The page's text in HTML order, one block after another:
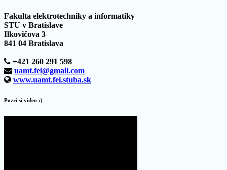
Fakulta elektrotechniky a informatiky
STU v Bratislave
Ilkovičova 3
841 04 Bratislava
+421 260 291 598
uamt.fei@gmail.com
www.uamt.fei.stuba.sk
Pozri si video :)